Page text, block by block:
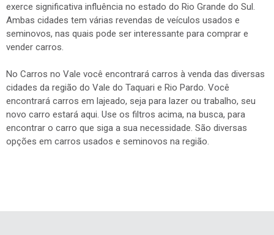
exerce significativa influência no estado do Rio Grande do Sul.
Ambas cidades tem várias revendas de veículos usados e
seminovos, nas quais pode ser interessante para comprar e
vender carros.
No Carros no Vale você encontrará carros à venda das diversas
cidades da região do Vale do Taquari e Rio Pardo. Você
encontrará carros em lajeado, seja para lazer ou trabalho, seu
novo carro estará aqui. Use os filtros acima, na busca, para
encontrar o carro que siga a sua necessidade. São diversas
opções em carros usados e seminovos na região.